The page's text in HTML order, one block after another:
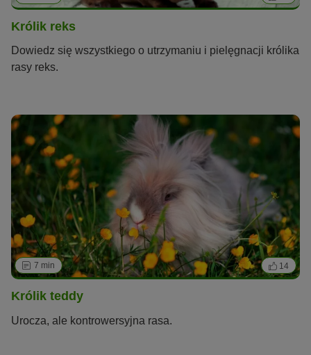
Królik reks
Dowiedz się wszystkiego o utrzymaniu i pielęgnacji królika
rasy reks.
7 min 14
Królik teddy
Urocza, ale kontrowersyjna rasa.